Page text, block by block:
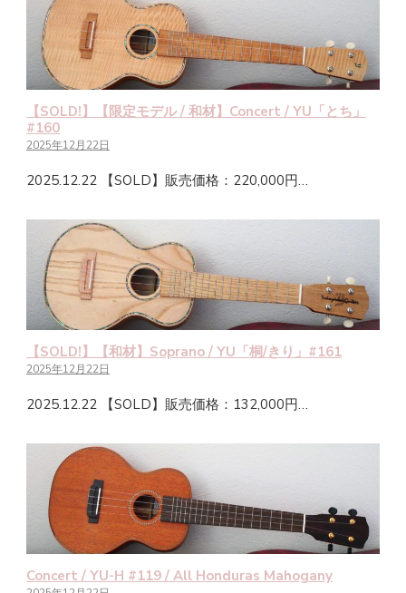
【SOLD!】【限定モデル / 和材】Concert / YU「とち」
#160
2025年12月22日
2025.12.22 【SOLD】販売価格：220,000円…
【SOLD!】【和材】Soprano / YU「桐/きり」#161
2025年12月22日
2025.12.22 【SOLD】販売価格：132,000円…
Concert / YU-H #119 / All Honduras Mahogany